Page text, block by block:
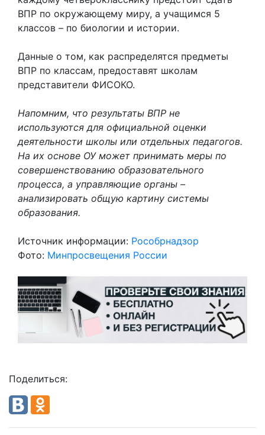
ВПР по окружающему миру, а учащимся 5
классов – по биологии и истории.
Данные о том, как распределятся предметы
ВПР по классам, предоставят школам
представители ФИСОКО.
Напомним, что результаты ВПР не
используются для официальной оценки
деятельности школы или отдельных педагогов.
На их основе ОУ может принимать меры по
совершенствованию образовательного
процесса, а управляющие органы –
анализировать общую картину системы
образования.
Источник информации: Рособрнадзор
Фото: Минпросвещения России
Поделиться: